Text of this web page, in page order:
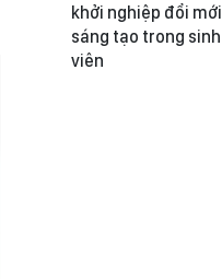
khởi nghiệp đổi mới
sáng tạo trong sinh
viên